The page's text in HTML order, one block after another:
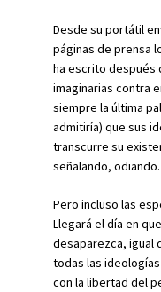
Desde su portátil
páginas de prensa
ha escrito después
imaginarias contra
siempre la última
admitiría) que sus
transcurre su
señalando, odiando.
Pero incluso las
Llegará el día en
desaparezca, igual
todas las
con la libertad del